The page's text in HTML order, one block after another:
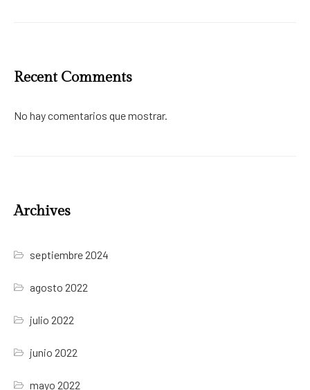
Recent Comments
No hay comentarios que mostrar.
Archives
septiembre 2024
agosto 2022
julio 2022
junio 2022
mayo 2022